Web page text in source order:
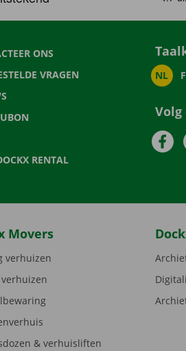
ONS
VRAGEN
RENTAL
NL
Volg
Movers
verhuizen
& verhuisliften